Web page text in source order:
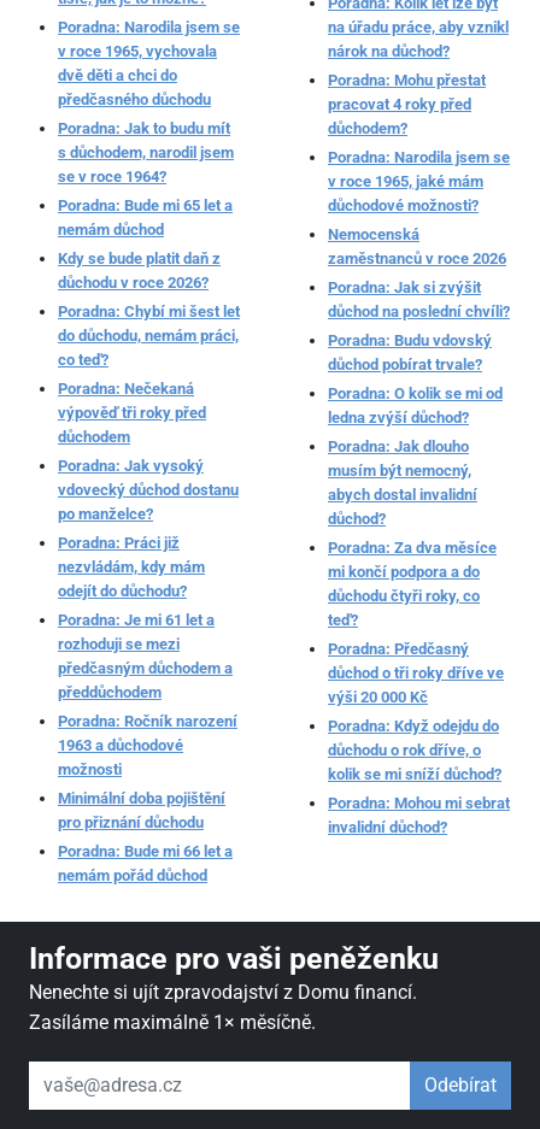
Poradna: Narodila jsem se
v roce 1965, vychovala
dvě děti a chci do
předčasného důchodu
Poradna: Jak to budu mít
s důchodem, narodil jsem
se v roce 1964?
Poradna: Bude mi 65 let a
nemám důchod
Kdy se bude platit daň z
důchodu v roce 2026?
Poradna: Chybí mi šest let
do důchodu, nemám práci,
co teď?
Poradna: Nečekaná
výpověď tři roky před
důchodem
Poradna: Jak vysoký
vdovecký důchod dostanu
po manželce?
Poradna: Práci již
nezvládám, kdy mám
odejít do důchodu?
Poradna: Je mi 61 let a
rozhoduji se mezi
předčasným důchodem a
předdůchodem
Poradna: Ročník narození
1963 a důchodové
možnosti
Minimální doba pojištění
pro přiznání důchodu
Poradna: Bude mi 66 let a
nemám pořád důchod
na úřadu práce, aby vznikl
nárok na důchod?
Poradna: Mohu přestat
pracovat 4 roky před
důchodem?
Poradna: Narodila jsem se
v roce 1965, jaké mám
důchodové možnosti?
Nemocenská
zaměstnanců v roce 2026
Poradna: Jak si zvýšit
důchod na poslední chvíli?
Poradna: Budu vdovský
důchod pobírat trvale?
Poradna: O kolik se mi od
ledna zvýší důchod?
Poradna: Jak dlouho
musím být nemocný,
abych dostal invalidní
důchod?
Poradna: Za dva měsíce
mi končí podpora a do
důchodu čtyři roky, co
teď?
Poradna: Předčasný
důchod o tři roky dříve ve
výši 20 000 Kč
Poradna: Když odejdu do
důchodu o rok dříve, o
kolik se mi sníží důchod?
Poradna: Mohou mi sebrat
invalidní důchod?
Informace pro vaši peněženku
Nenechte si ujít zpravodajství z Domu financí.
Zasíláme maximálně 1× měsíčně.
váš email Odebírat